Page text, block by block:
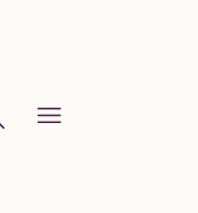
contains 0 items.